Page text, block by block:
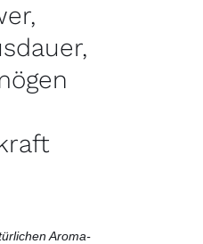
Aroma-